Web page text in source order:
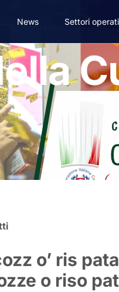
News Settori
o’ ris
o riso